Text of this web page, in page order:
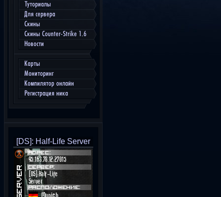
Туториалы
Для сервера
Скины
Скины Counter-Strike 1.6
Новости
Карты
Мониторинг
Компилятор онлайн
Регистрация ника
[DS]: Half-Life Server